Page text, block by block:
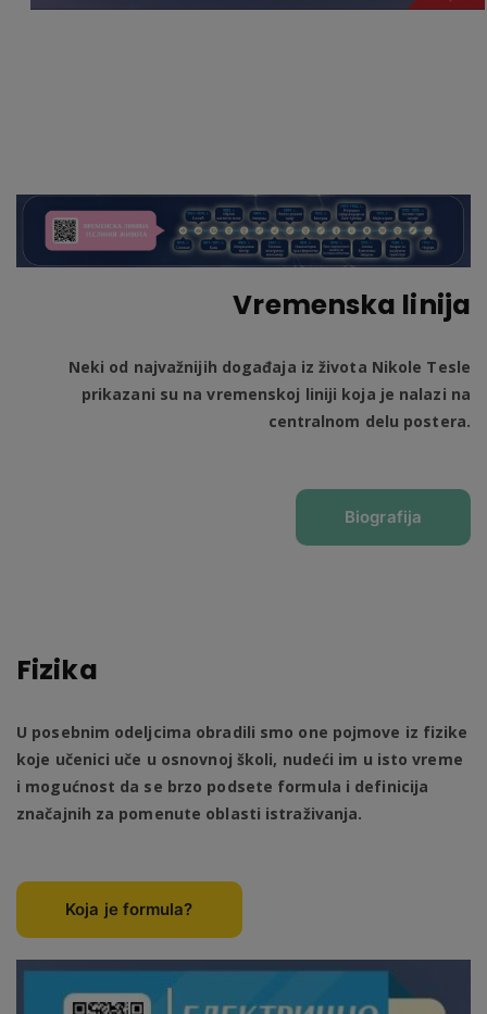
Vremenska linija
Neki od najvažnijih događaja iz života Nikole Tesle
prikazani su na vremenskoj liniji koja je nalazi na
centralnom delu postera.
Biografija
Fizika
U posebnim odeljcima obradili smo one pojmove iz fizike
koje učenici uče u osnovnoj školi, nudeći im u isto vreme
i mogućnost da se brzo podsete formula i definicija
značajnih za pomenute oblasti istraživanja.
Koja je formula?